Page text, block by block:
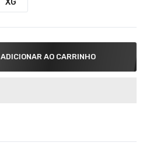
XG
ADICIONAR AO CARRINHO